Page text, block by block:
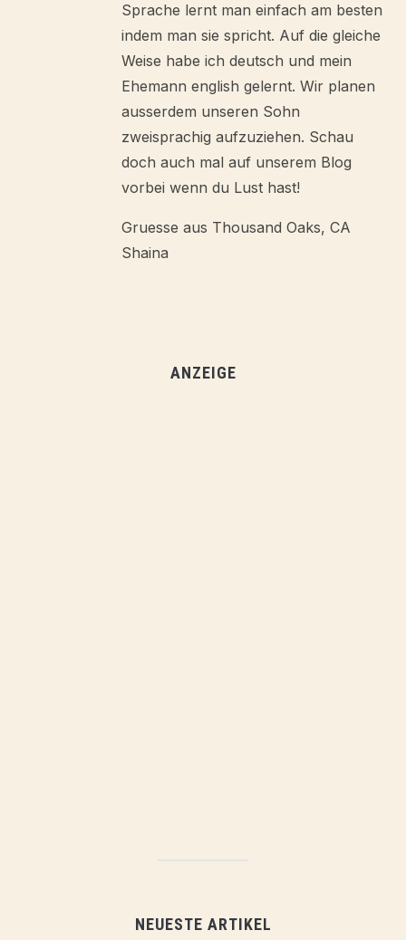
Sprache lernt man einfach am besten
indem man sie spricht. Auf die gleiche
Weise habe ich deutsch und mein
Ehemann english gelernt. Wir planen
ausserdem unseren Sohn
zweisprachig aufzuziehen. Schau
doch auch mal auf unserem Blog
vorbei wenn du Lust hast!
Gruesse aus Thousand Oaks, CA
Shaina
ANZEIGE
NEUESTE ARTIKEL